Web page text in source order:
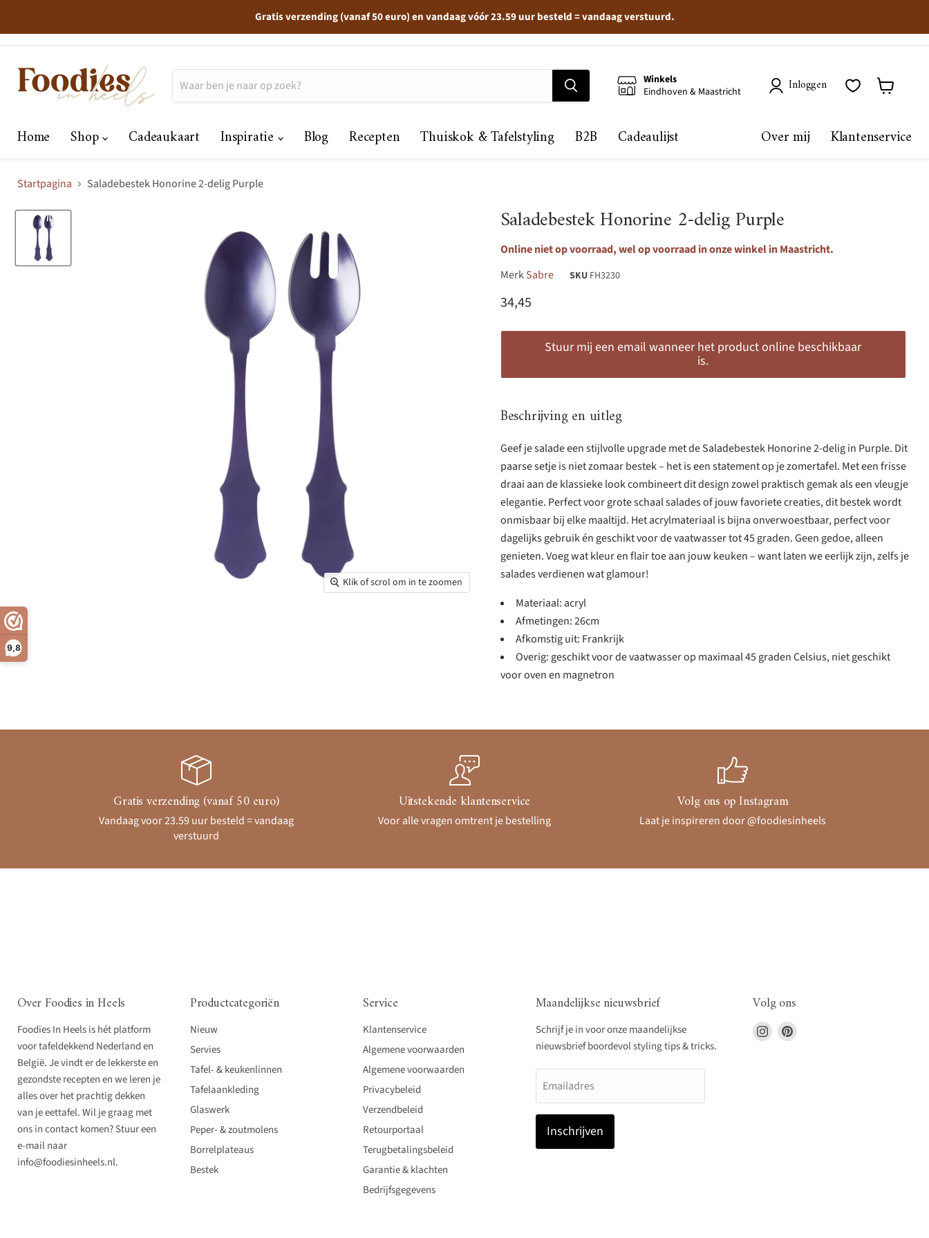
9,8
Gratis verzending (vanaf 50 euro) en vandaag vóór 23.59 uur besteld = vandaag verstuurd.
Winkels
Eindhoven & Maastricht
Inloggen
Home Shop Cadeaukaart Inspiratie Blog Recepten Thuiskok & Tafelstyling B2B Cadeaulijst Over mij Klantenservice
Startpagina Saladebestek Honorine 2-delig Purple
Klik of scrol om in te zoomen
Saladebestek Honorine 2-delig Purple
Online niet op voorraad, wel op voorraad in onze winkel in Maastricht.
MerkSabre SKU FH3230
Huidige prijs
34,45
Stuur mij een email wanneer het product online beschikbaar
is.
Beschrijving en uitleg
Geef je salade een stijlvolle upgrade met de Saladebestek Honorine 2-delig in Purple. Dit
paarse setje is niet zomaar bestek – het is een statement op je zomertafel. Met een frisse
draai aan de klassieke look combineert dit design zowel praktisch gemak als een vleugje
elegantie. Perfect voor grote schaal salades of jouw favoriete creaties, dit bestek wordt
onmisbaar bij elke maaltijd. Het acrylmateriaal is bijna onverwoestbaar, perfect voor
dagelijks gebruik én geschikt voor de vaatwasser tot 45 graden. Geen gedoe, alleen
genieten. Voeg wat kleur en flair toe aan jouw keuken – want laten we eerlijk zijn, zelfs je
salades verdienen wat glamour!
Materiaal: acryl
Afmetingen: 26cm
Afkomstig uit: Frankrijk
Overig: geschikt voor de vaatwasser op maximaal 45 graden Celsius, niet geschikt
voor oven en magnetron
Gratis verzending (vanaf 50 euro)
Vandaag voor 23.59 uur besteld = vandaag
verstuurd
Uitstekende klantenservice
Voor alle vragen omtrent je bestelling
Volg ons op Instagram
Laat je inspireren door @foodiesinheels
Over Foodies in Heels
Foodies In Heels is hét platform
voor tafeldekkend Nederland en
België. Je vindt er de lekkerste en
gezondste recepten en we leren je
alles over het prachtig dekken
van je eettafel. Wil je graag met
ons in contact komen? Stuur een
e-mail naar
info@foodiesinheels.nl.
Productcategoriën
Nieuw
Servies
Tafel- & keukenlinnen
Tafelaankleding
Glaswerk
Peper- & zoutmolens
Borrelplateaus
Bestek
Service
Klantenservice
Algemene voorwaarden
Algemene voorwaarden
Privacybeleid
Verzendbeleid
Retourportaal
Terugbetalingsbeleid
Garantie & klachten
Bedrijfsgegevens
Maandelijkse nieuwsbrief
Schrijf je in voor onze maandelijkse
nieuwsbrief boordevol styling tips & tricks.
Emailadres
Inschrijven
Volg ons
Vind
ons
Vind